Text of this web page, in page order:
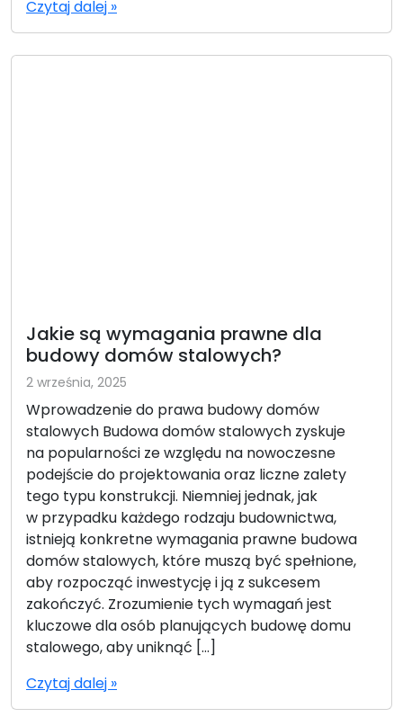
Czytaj dalej »
Jakie są wymagania prawne dla
budowy domów stalowych?
2 września, 2025
Wprowadzenie do prawa budowy domów
stalowych Budowa domów stalowych zyskuje
na popularności ze względu na nowoczesne
podejście do projektowania oraz liczne zalety
tego typu konstrukcji. Niemniej jednak, jak
w przypadku każdego rodzaju budownictwa,
istnieją konkretne wymagania prawne budowa
domów stalowych, które muszą być spełnione,
aby rozpocząć inwestycję i ją z sukcesem
zakończyć. Zrozumienie tych wymagań jest
kluczowe dla osób planujących budowę domu
stalowego, aby uniknąć […]
Czytaj dalej »